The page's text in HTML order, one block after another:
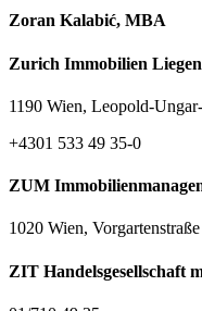
Zoran Kalabić, MBA
Zurich Immobilien
1190 Wien, Leopold-
+4301 533 49 35-0
ZUM
1020 Wien,
ZIT Handelsgesellschaft